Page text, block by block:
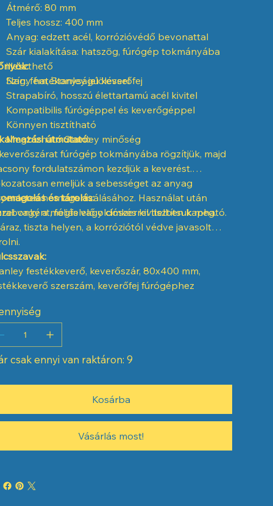
Átmérő: 80 mm
Teljes hossz: 400 mm
Anyag: edzett acél, korrózióvédő bevonattal
Szár kialakítása: hatszög, fúrógép tokmányába
illeszthető
Szín: fém, Stanley jelöléssel
Nagy hatékonyságú keverőfej
Strapabíró, hosszú élettartamú acél kivitel
Kompatibilis fúrógéppel és keverőgéppel
Könnyen tisztítható
Megbízható Stanley minőség
útmutató:
fúrógép tokmányába rögzítjük, majd
fordulatszámon kezdjük a keverést.
emeljük a sebességet az anyag
homogenizálásához. Használat után
vagy a megfelelő oldószerrel tisztítsuk meg.
és tárolás:
fóliás vagy címkés kivitelben kapható.
tiszta helyen, a korróziótól védve javasolt
festékkeverő, keverőszár, 80x400 mm,
szerszám, keverőfej fúrógéphez
csak ennyi van raktáron: 9
Kosárba
Vásárlás most!